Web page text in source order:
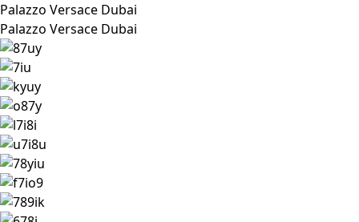
Palazzo Versace Dubai
Palazzo Versace Dubai